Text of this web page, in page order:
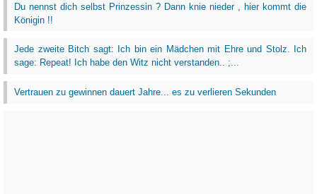
Du nennst dich selbst Prinzessin ? Dann knie nieder , hier kommt die
Königin !!
Jede zweite Bitch sagt: Ich bin ein Mädchen mit Ehre und Stolz. Ich
sage: Repeat! Ich habe den Witz nicht verstanden.. ;...
Vertrauen zu gewinnen dauert Jahre... es zu verlieren Sekunden